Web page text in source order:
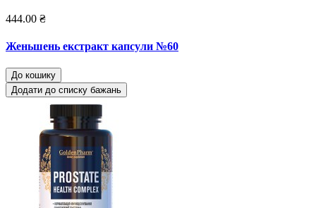
444.00 ₴
Женьшень екстракт капсули №60
До кошику
Додати до списку бажань